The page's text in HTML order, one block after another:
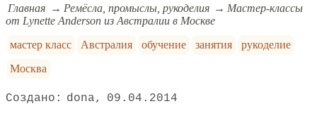
Главная Ремёсла, промыслы, рукоделия
Мастер-классы
от Lynette Anderson из Австралии в Москве
мастер класс
Австралия обучение занятия
рукоделие
Москва
dona 09.04.2014